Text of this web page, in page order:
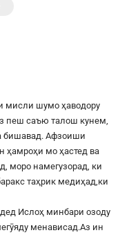
мисли шумо ҳаводору
пеш саъю талош кунем,
бишавад. Афзоиши
ҳамроҳи мо ҳастед ва
моро намегузорад, ки
таҳрик медиҳад,ки
Ислоҳ минбари озоду
менависад.Аз ин